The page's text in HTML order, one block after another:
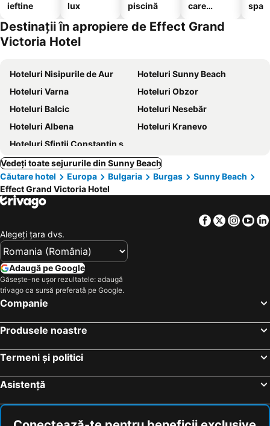
ieftine
lux
piscină
care
animale
spa
Destinații în apropiere de Effect Grand
Victoria Hotel
Hoteluri Nisipurile de Aur
Hoteluri Sunny Beach
Hoteluri Varna
Hoteluri Obzor
Hoteluri Balcic
Hoteluri Nesebăr
Hoteluri Albena
Hoteluri Kranevo
Hoteluri Sfinții Constantin și Elena
Vedeți toate sejururile din Sunny Beach
Căutare hotel
Europa Bulgaria Burgas
Sunny Beach
Effect Grand Victoria Hotel
Facebook
Twitter
Alegeţi ţara dvs.
Adaugă pe Google
Găsește-ne ușor rezultatele: adaugă
trivago ca sursă preferată pe Google.
Companie
Produsele noastre
Termeni și politici
Asistență